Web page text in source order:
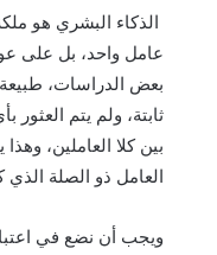
الذكاء البشري هو
عامل واحد، بل على
بعض الدراسات، طبيعة
ثابتة، ولم يتم
بين كلا العاملين،
العامل ذو الصلة الذي
ويجب أن نضع في